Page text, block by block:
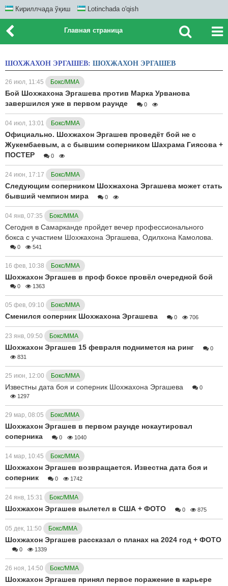
Кириллчада ўқиш Lotinchada o'qish
Главная страница
ШОХЖАХОН ЭРГАШЕВ: ШОХЖАХОН ЭРГАШЕВ
26 июл, 11:45 Бокс/ММА
Бой Шохжахона Эргашева против Марка Урванова
завершился уже в первом раунде
0
04 июл, 13:01 Бокс/ММА
Официально. Шохжахон Эргашев проведёт бой не с
Жукембаевым, а с бывшим соперником Шахрама Гиясова +
ПОСТЕР
0
24 июн, 17:17 Бокс/ММА
Следующим соперником Шохжахона Эргашева может стать
бывший чемпион мира
0
04 янв, 07:35 Бокс/ММА
Сегодня в Самарканде пройдет вечер профессионального
бокса с участием Шохжахона Эргашева, Одилхона Камолова.
0 541
16 фев, 10:38 Бокс/ММА
Шохжахон Эргашев в проф боксе провёл очередной бой
0 1363
05 фев, 09:10 Бокс/ММА
Сменился соперник Шохжахона Эргашева 0 706
23 янв, 09:50 Бокс/ММА
Шохжахон Эргашев 15 февраля поднимется на ринг
0
831
25 июн, 12:00 Бокс/ММА
Известны дата боя и соперник Шохжахона Эргашева
0
1297
29 мар, 08:05 Бокс/ММА
Шохжахон Эргашев в первом раунде нокаутировал
соперника
0 1040
14 мар, 10:45 Бокс/ММА
Шохжахон Эргашев возвращается. Известна дата боя и
соперник
0 1742
24 янв, 15:31 Бокс/ММА
Шохжахон Эргашев вылетел в США + ФОТО 0 875
05 дек, 11:50 Бокс/ММА
Шохжахон Эргашев рассказал о планах на 2024 год + ФОТО
0 1339
26 ноя, 14:50 Бокс/ММА
Шохжахон Эргашев принял первое поражение в карьере